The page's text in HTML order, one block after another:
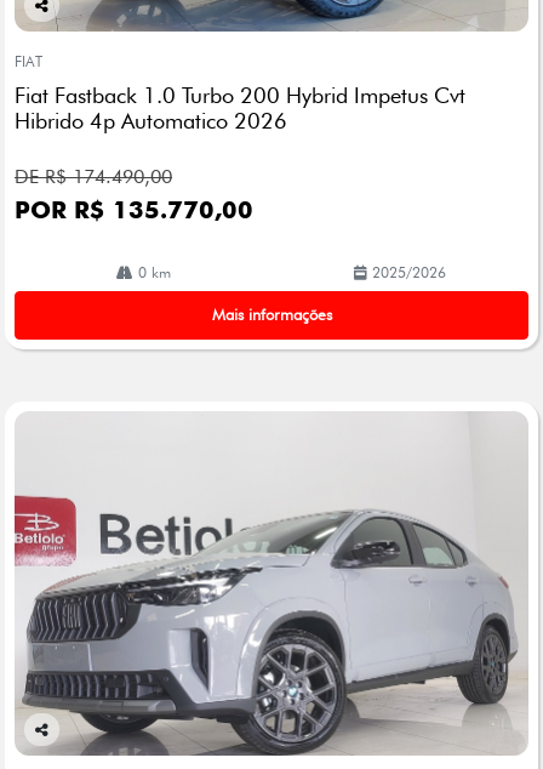
Co
arti
lhe
FIAT
Fiat Fastback 1.0 Turbo 200 Hybrid Impetus Cvt
Hibrido 4p Automatico 2026
DE R$ 174.490,00
POR R$ 135.770,00
0 km 2025/2026
Mais informações
Co